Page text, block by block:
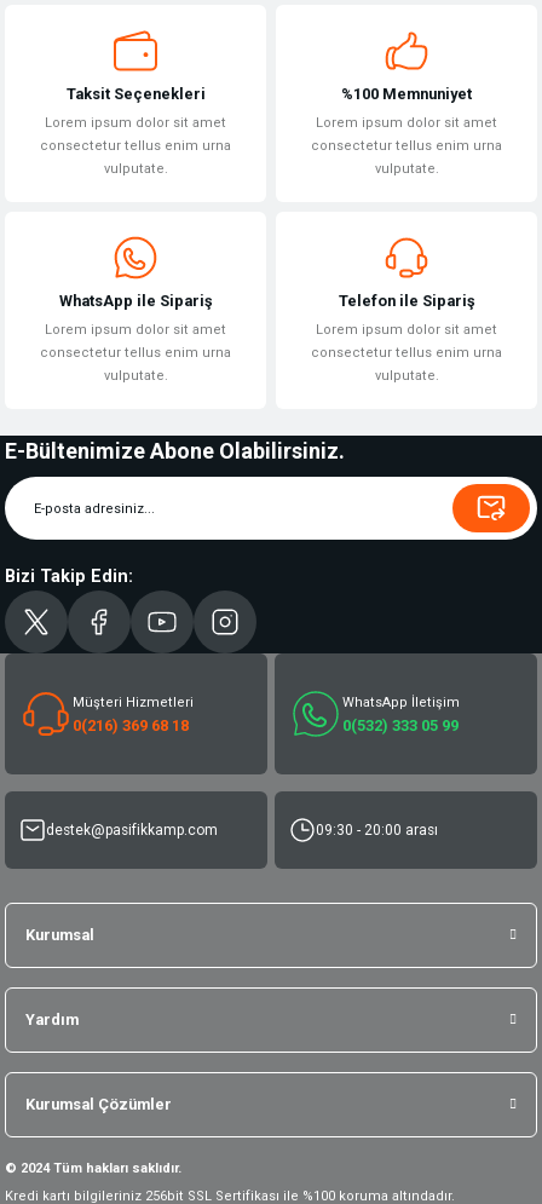
Taksit Seçenekleri
Lorem ipsum dolor sit amet
consectetur tellus enim urna
vulputate.
%100 Memnuniyet
Lorem ipsum dolor sit amet
consectetur tellus enim urna
vulputate.
WhatsApp ile Sipariş
Lorem ipsum dolor sit amet
consectetur tellus enim urna
vulputate.
Telefon ile Sipariş
Lorem ipsum dolor sit amet
consectetur tellus enim urna
vulputate.
E-Bültenimize Abone Olabilirsiniz.
Bizi Takip Edin:
Müşteri Hizmetleri
0(216) 369 68 18
WhatsApp İletişim
0(532) 333 05 99
destek@pasifikkamp.com 09:30 - 20:00 arası
Kurumsal
Yardım
Kurumsal Çözümler
© 2024 Tüm hakları saklıdır.
Kredi kartı bilgileriniz 256bit SSL Sertifikası ile %100 koruma altındadır.